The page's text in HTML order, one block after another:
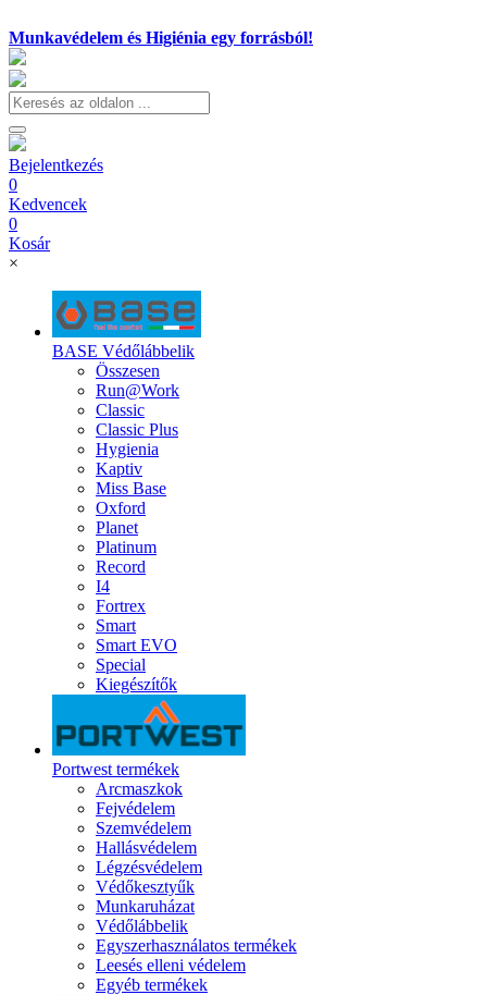
Munkavédelem és Higiénia egy forrásból!
Bejelentkezés
0
Kedvencek
0
Kosár
×
BASE Védőlábbelik
Összesen
Run@Work
Classic
Classic Plus
Hygienia
Kaptiv
Miss Base
Oxford
Planet
Platinum
Record
I4
Fortrex
Smart
Smart EVO
Special
Kiegészítők
Portwest termékek
Arcmaszkok
Fejvédelem
Szemvédelem
Hallásvédelem
Légzésvédelem
Védőkesztyűk
Munkaruházat
Védőlábbelik
Egyszerhasználatos termékek
Leesés elleni védelem
Egyéb termékek